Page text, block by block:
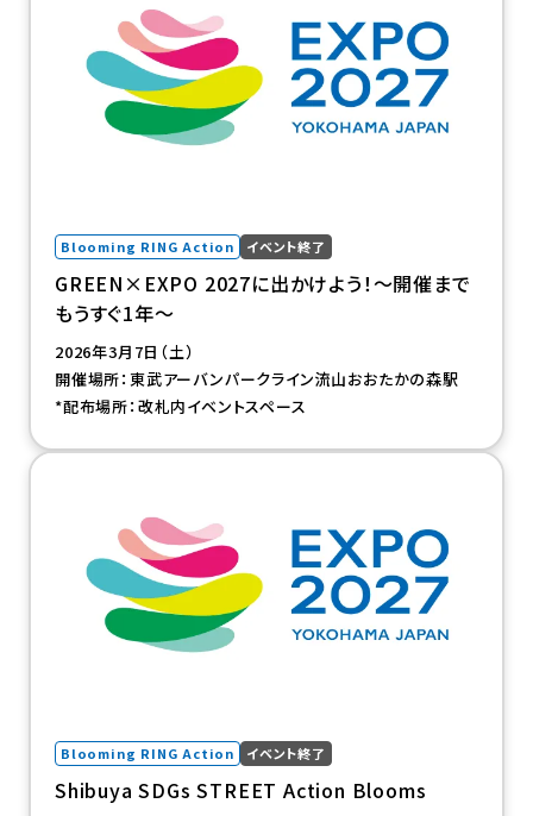
Blooming RING Action イベント終了
GREEN×EXPO 2027に出かけよう！～開催まで
もうすぐ1年～
2026年3月7日（土）
開催場所：東武アーバンパークライン流山おおたかの森駅
*配布場所：改札内イベントスペース
Blooming RING Action イベント終了
Shibuya SDGs STREET Action Blooms
（新規タブで開きます）